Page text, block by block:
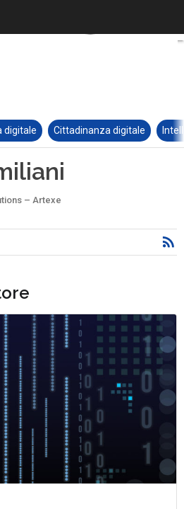
digitale Cittadinanza digitale
– Artexe